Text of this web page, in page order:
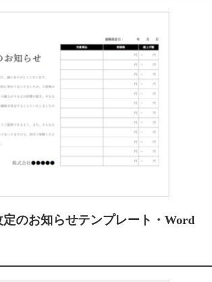
のお知らせテンプレート・Word